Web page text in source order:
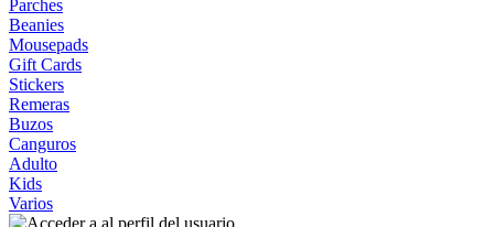
Parches
Beanies
Mousepads
Gift Cards
Stickers
Remeras
Buzos
Canguros
Adulto
Kids
Varios